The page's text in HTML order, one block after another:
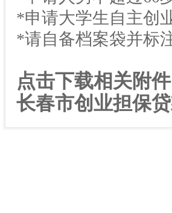
*申请大学生自主创
*请自备档案袋并标
点击下载相关附件
长春市创业担保